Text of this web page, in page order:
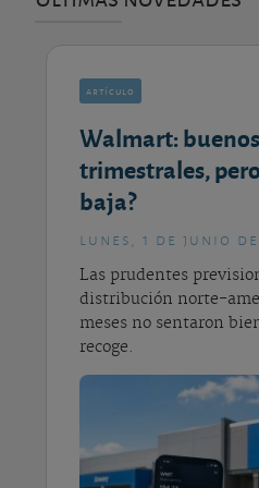
artículo
Walmart:
trimestrales,
baja?
lunes, 1 de junio de
Las prudentes
distribución norte-
meses no sentaron
recoge.